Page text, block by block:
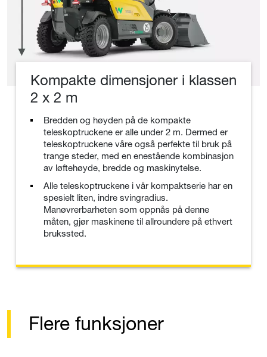
Kompakte dimensjoner i klassen
2 x 2 m
Bredden og høyden på de kompakte
teleskoptruckene er alle under 2 m. Dermed er
teleskoptruckene våre også perfekte til bruk på
trange steder, med en enestående kombinasjon
av løftehøyde, bredde og maskinytelse.
Alle teleskoptruckene i vår kompaktserie har en
spesielt liten, indre svingradius.
Manøvrerbarheten som oppnås på denne
måten, gjør maskinene til allroundere på ethvert
brukssted.
Flere funksjoner